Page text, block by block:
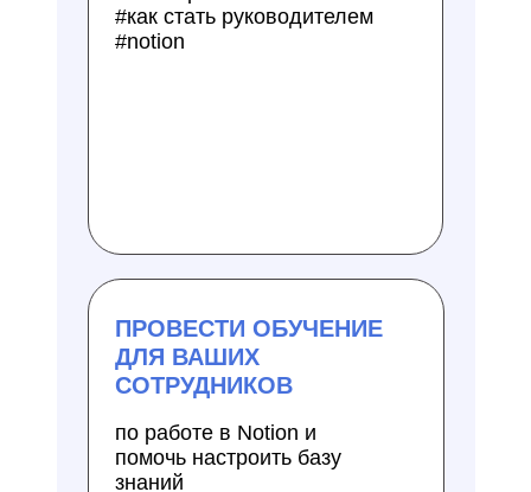
#как стать руководителем
#notion
ПРОВЕСТИ ОБУЧЕНИЕ
ДЛЯ ВАШИХ
СОТРУДНИКОВ
по работе в Notion и
помочь настроить базу
знаний